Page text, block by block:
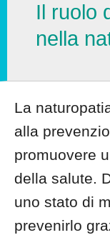
Il ruolo
nella
La
alla
promuovere
della salute.
uno stato di
prevenirlo